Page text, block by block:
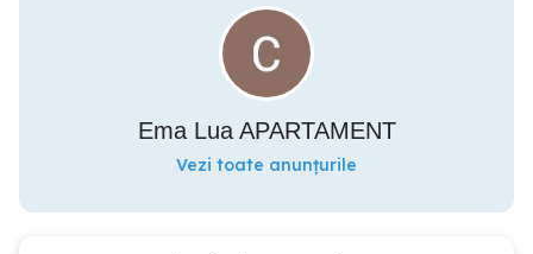
Ema Lua APARTAMENT
Vezi toate anunțurile